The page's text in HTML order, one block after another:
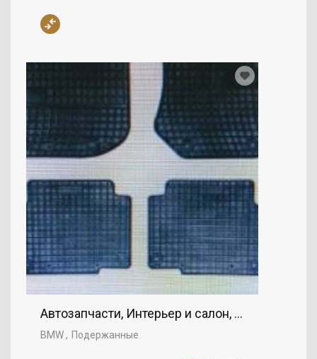
Автозапчасти, Интерьер и салон, BMW
BMW Подержанные